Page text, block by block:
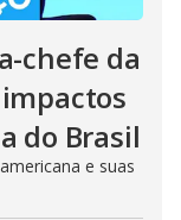
chefe da
do Brasil
e suas